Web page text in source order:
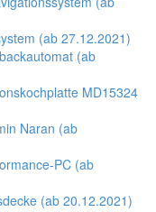
(ab 27.12.2021)
(ab
MD15324
Naran (ab
PC (ab
(ab 20.12.2021)